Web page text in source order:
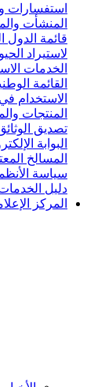
استفسارات
المنشأت
قائمة الدول
لاستيراد
الخدمات
القائمة
الاستخدام
المنتجات
تصديق
البوابة
المسالخ
سياسة
دليل
المركز